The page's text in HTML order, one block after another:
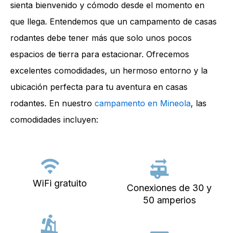
sienta bienvenido y cómodo desde el momento en
que llega. Entendemos que un campamento de casas
rodantes debe tener más que solo unos pocos
espacios de tierra para estacionar. Ofrecemos
excelentes comodidades, un hermoso entorno y la
ubicación perfecta para tu aventura en casas
rodantes. En nuestro campamento en Mineola, las
comodidades incluyen:
WiFi gratuito
Conexiones de 30 y
50 amperios